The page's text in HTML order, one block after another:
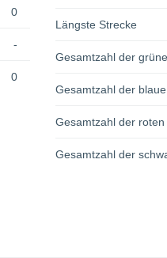
0
-
0
Längste Strecke
Gesamtzahl der
Gesamtzahl der
Gesamtzahl der roten
Gesamtzahl der